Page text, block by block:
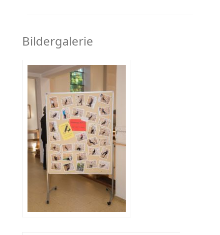
Bildergalerie